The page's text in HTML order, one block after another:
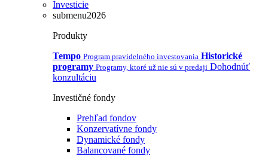
Investicie
submenu2026
Produkty
Tempo Program pravidelného investovania Historické
programy Programy, ktoré už nie sú v predaji Dohodnúť
konzultáciu
Investičné fondy
Prehľad fondov
Konzervatívne fondy
Dynamické fondy
Balancované fondy